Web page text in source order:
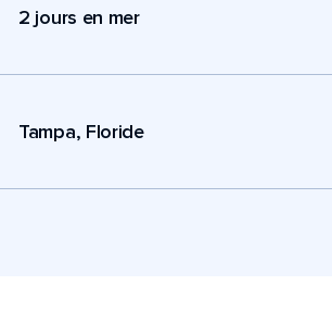
2 jours en mer
Tampa, Floride